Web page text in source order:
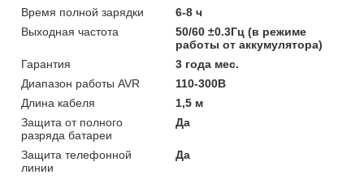
Время полной зарядки
6-8 ч
Выходная частота
50/60 ±0.3Гц (в режиме
работы от аккумулятора)
Гарантия
3 года мес.
Диапазон работы AVR
110-300В
Длина кабеля
1,5 м
Защита от полного
разряда батареи
Да
Защита телефонной
линии
Да